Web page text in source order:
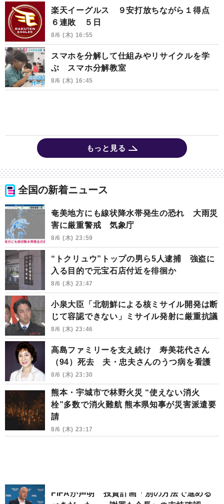
楽天イーグルス ９安打放ちながら１得点
６連敗 ５日
8/6 (木) 16:55
スマホを分解して仕組みやリサイクルを学
ぶ スマホ分解教室
8/6 (木) 16:45
もっと見る
全国の新着ニュース
奄美地方にも線状降水帯発生の恐れ 大雨災
害に厳重警戒 気象庁
8/6 (木) 23:59
“トクリュウ”トップの男ら5人逮捕 強盗に
入る目的で元宝石店付近を徘徊か
8/6 (木) 23:47
小泉大臣「北朝鮮による核ミサイル開発は断
じて容認できない」ミサイル発射に厳重抗議
8/6 (木) 23:46
高島ファミリーを支え続け 寿美花代さん
（94）死去 夫・忠夫さんのうつ病を看護
8/6 (木) 23:30
熊本・宇城市で林野火災 “使えない消火
栓”多数で消火難航 熊本県知事が災害派遣要
請
8/6 (木) 23:17
FIFAが声明 投資計画「別の方法で進める